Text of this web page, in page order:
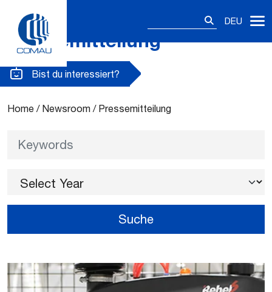
content
DEU
Pressemitteilung
Bist du interessiert?
Home / Newsroom / Pressemitteilung
Suche